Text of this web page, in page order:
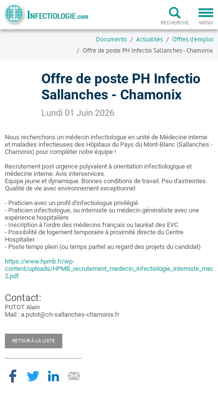
MENU
RECHERCHE
Documents Actualités
Offres d'emploi
Offre de poste PH Infectio Sallanches - Chamonix
Offre de poste PH Infectio
Sallanches - Chamonix
Lundi 01 Juin 2026
Nous recherchons un médecin infectiologue en unité de Médecine interne
et maladies infectieuses des Hôpitaux du Pays du Mont-Blanc (Sallanches -
Chamonix) pour compléter notre équipe !
Recrutement post urgence polyvalent à orientation infectiologique et
médecine interne. Avis interservices.
Equipe jeune et dynamique. Bonnes conditions de travail. Peu d'astreintes.
Qualité de vie avec environnement exceptionnel.
- Praticien avec un profil d'infectiologue privilégié
- Praticien infectiologue, ou interniste ou médecin généraliste avec une
expérience hospitalière
- Inscription à l'ordre des médecins français ou lauréat des EVC
- Possibilité de logement temporaire à proximité directe du Centre
Hospitalier
- Poste temps plein (ou temps partiel au regard des projets du candidat)
https://www.hpmb.fr/wp-
content/uploads/
2.pdf
Contact:
PUTOT Alain
Mail : a.putot@ch-sallanches-chamonix.fr
RETOUR À LA LISTE